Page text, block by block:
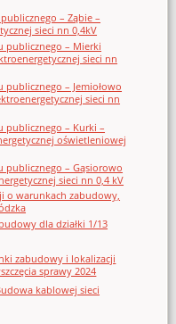
– Ząbie –
sieci nn 0,4kV
publicznego – Mierki
sieci nn
publicznego – Jemiołowo
sieci nn
publicznego – Kurki –
oświetleniowej
publicznego – Gąsiorowo
sieci nn 0,4 kV
o warunkach zabudowy,
dla działki 1/13
zabudowy i lokalizacji
sprawy 2024
kablowej sieci